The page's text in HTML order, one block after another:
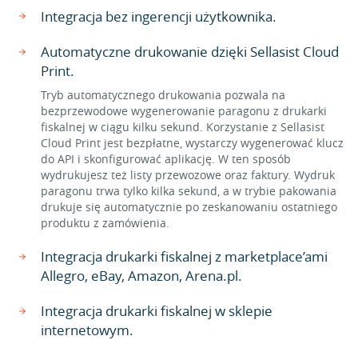
Integracja bez ingerencji użytkownika.
Automatyczne drukowanie dzięki Sellasist Cloud
Print.
Tryb automatycznego drukowania pozwala na
bezprzewodowe wygenerowanie paragonu z drukarki
fiskalnej w ciągu kilku sekund. Korzystanie z Sellasist
Cloud Print jest bezpłatne, wystarczy wygenerować klucz
do API i skonfigurować aplikację. W ten sposób
wydrukujesz też listy przewozowe oraz faktury. Wydruk
paragonu trwa tylko kilka sekund, a w trybie pakowania
drukuje się automatycznie po zeskanowaniu ostatniego
produktu z zamówienia.
Integracja drukarki fiskalnej z marketplace’ami
Allegro, eBay, Amazon, Arena.pl.
Integracja drukarki fiskalnej w sklepie
internetowym.